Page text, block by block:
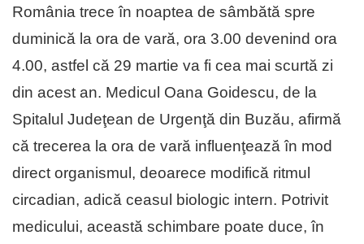
România trece în noaptea de sâmbătă spre
duminică la ora de vară, ora 3.00 devenind ora
4.00, astfel că 29 martie va fi cea mai scurtă zi
din acest an. Medicul Oana Goidescu, de la
Spitalul Judeţean de Urgenţă din Buzău, afirmă
că trecerea la ora de vară influenţează în mod
direct organismul, deoarece modifică ritmul
circadian, adică ceasul biologic intern. Potrivit
medicului, această schimbare poate duce, în